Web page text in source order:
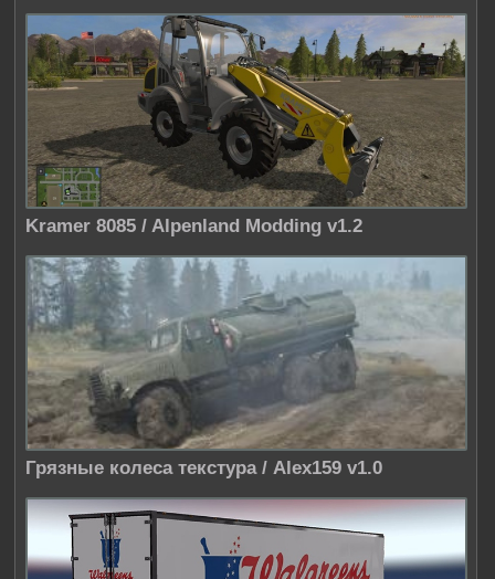
Kramer 8085 / Alpenland Modding v1.2
Грязные колеса текстура / Alex159 v1.0